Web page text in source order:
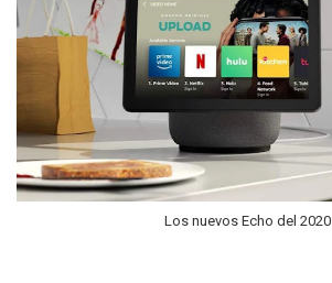
Los nuevos Echo del 2020